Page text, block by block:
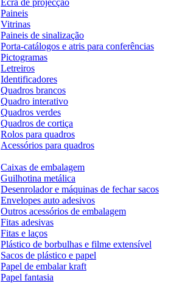
Ecrã de projecção
Paineis
Vitrinas
Paineis de sinalização
Porta-catálogos e atris para conferências
Pictogramas
Letreiros
Identificadores
Quadros brancos
Quadro interativo
Quadros verdes
Quadros de cortiça
Rolos para quadros
Acessórios para quadros
Caixas de embalagem
Guilhotina metálica
Desenrolador e máquinas de fechar sacos
Envelopes auto adesivos
Outros acessórios de embalagem
Fitas adesivas
Fitas e laços
Plástico de borbulhas e filme extensível
Sacos de plástico e papel
Papel de embalar kraft
Papel fantasia